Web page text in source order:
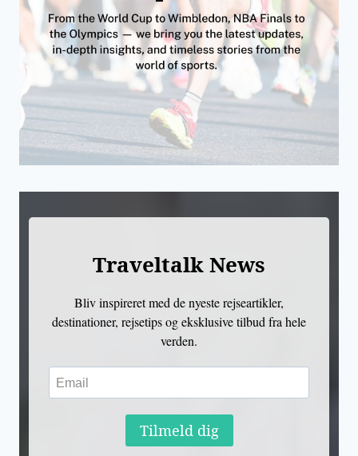
Traveltalk News
Bliv inspireret med de nyeste rejseartikler,
destinationer, rejsetips og eksklusive tilbud fra hele
verden.
Tilmeld dig